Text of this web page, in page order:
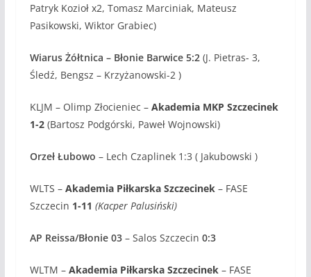
Patryk Kozioł x2, Tomasz Marciniak, Mateusz
Pasikowski, Wiktor Grabiec)
Wiarus Żółtnica – Błonie Barwice 5:2(J. Pietras- 3,
Śledź, Bengsz – Krzyżanowski-2 )
KLJM – Olimp Złocieniec – Akademia MKP Szczecinek
1-2 (Bartosz Podgórski, Paweł Wojnowski)
Orzeł Łubowo – Lech Czaplinek 1:3 ( Jakubowski )
WLTS – Akademia Piłkarska Szczecinek– FASE
Szczecin 1-11 (Kacper Palusiński)
AP Reissa/Błonie 03– Salos Szczecin 0:3
WLTM – Akademia Piłkarska Szczecinek– FASE